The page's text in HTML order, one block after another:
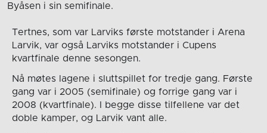
Byåsen i sin semifinale.
Tertnes, som var Larviks første motstander i Arena
Larvik, var også Larviks motstander i Cupens
kvartfinale denne sesongen.
Nå møtes lagene i sluttspillet for tredje gang. Første
gang var i 2005 (semifinale) og forrige gang var i
2008 (kvartfinale). I begge disse tilfellene var det
doble kamper, og Larvik vant alle.